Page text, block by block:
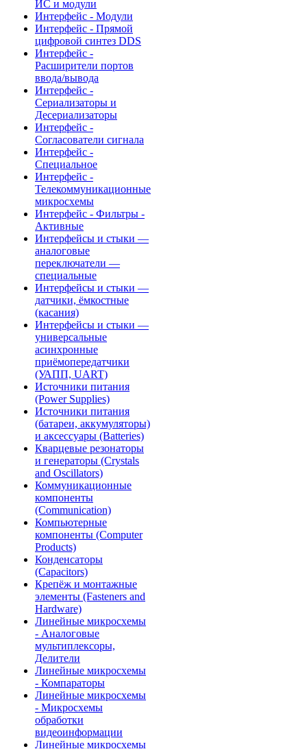
ИС и модули
Интерфейс - Модули
Интерфейс - Прямой
цифровой синтез DDS
Интерфейс -
Расширители портов
ввода/вывода
Интерфейс -
Сериализаторы и
Десериализаторы
Интерфейс -
Согласователи сигнала
Интерфейс -
Специальное
Интерфейс -
Телекоммуникационные
микросхемы
Интерфейс - Фильтры -
Активные
Интерфейсы и стыки —
аналоговые
переключатели —
специальные
Интерфейсы и стыки —
датчики, ёмкостные
(касания)
Интерфейсы и стыки —
универсальные
асинхронные
приёмопередатчики
(УАПП, UART)
Источники питания
(Power Supplies)
Источники питания
(батареи, аккумуляторы)
и аксессуары (Batteries)
Кварцевые резонаторы
и генераторы (Crystals
and Oscillators)
Коммуникационные
компоненты
(Communication)
Компьютерные
компоненты (Computer
Products)
Конденсаторы
(Capacitors)
Крепёж и монтажные
элементы (Fasteners and
Hardware)
Линейные микросхемы
- Аналоговые
мультиплексоры,
Делители
Линейные микросхемы
- Компараторы
Линейные микросхемы
- Микросхемы
обработки
видеоинформации
Линейные микросхемы